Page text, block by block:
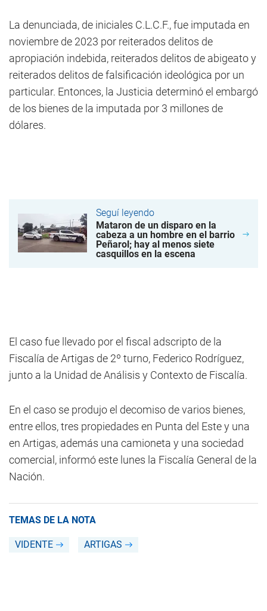
La denunciada, de iniciales C.L.C.F., fue imputada en
noviembre de 2023 por reiterados delitos de
apropiación indebida, reiterados delitos de abigeato y
reiterados delitos de falsificación ideológica por un
particular. Entonces, la Justicia determinó el embargó
de los bienes de la imputada por 3 millones de
dólares.
Seguí leyendo
Mataron de un disparo en la
cabeza a un hombre en el barrio
Peñarol; hay al menos siete
casquillos en la escena
El caso fue llevado por el fiscal adscripto de la
Fiscalía de Artigas de 2º turno, Federico Rodríguez,
junto a la Unidad de Análisis y Contexto de Fiscalía.
En el caso se produjo el decomiso de varios bienes,
entre ellos, tres propiedades en Punta del Este y una
en Artigas, además una camioneta y una sociedad
comercial, informó este lunes la Fiscalía General de la
Nación.
TEMAS DE LA NOTA
VIDENTE ARTIGAS